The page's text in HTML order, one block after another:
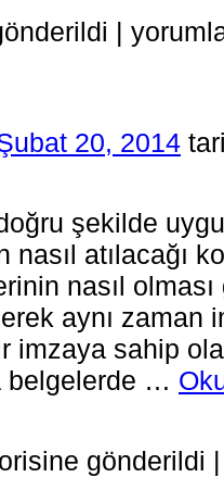
| İstanbul
Atatürk
için
20, 2014
şekilde
nasıl atılacağı
nasıl
aynı zaman
imzaya sahip
belgelerde …
gönderildi |